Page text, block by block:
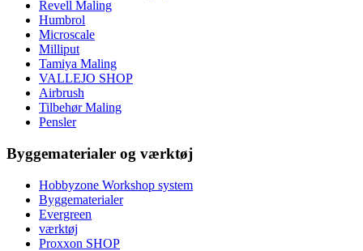
Revell Maling
Humbrol
Microscale
Milliput
Tamiya Maling
VALLEJO SHOP
Airbrush
Tilbehør Maling
Pensler
Byggematerialer og værktøj
Hobbyzone Workshop system
Byggematerialer
Evergreen
værktøj
Proxxon SHOP